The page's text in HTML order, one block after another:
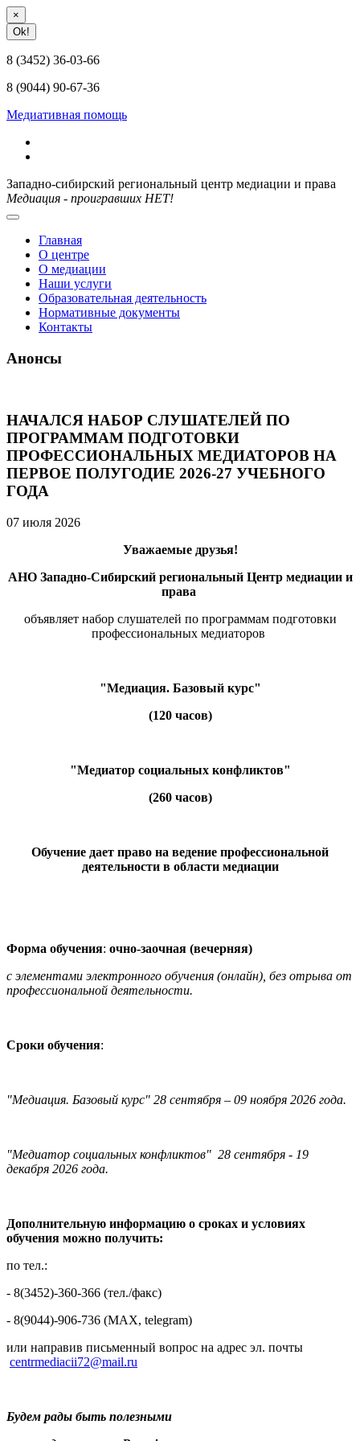
×
Ok!
8 (3452) 36-03-66
8 (9044) 90-67-36
Медиативная помощь
Западно-сибирский региональный центр медиации и права
Медиация - проигравших НЕТ!
Главная
О центре
О медиации
Наши услуги
Образовательная деятельность
Нормативные документы
Контакты
Анонсы
НАЧАЛСЯ НАБОР СЛУШАТЕЛЕЙ ПО
ПРОГРАММАМ ПОДГОТОВКИ
ПРОФЕССИОНАЛЬНЫХ МЕДИАТОРОВ НА
ПЕРВОЕ ПОЛУГОДИЕ 2026-27 УЧЕБНОГО
ГОДА
07 июля 2026
Уважаемые друзья!
АНО Западно-Сибирский региональный Центр медиации и
права
объявляет набор слушателей по программам подготовки
профессиональных медиаторов
"Медиация. Базовый курс"
(120 часов)
"Медиатор социальных конфликтов"
(260 часов)
Обучение дает право на ведение профессиональной
деятельности в области медиации
Форма обучения: очно-заочная (вечерняя)
с элементами электронного обучения (онлайн), без отрыва от
профессиональной деятельности.
Сроки обучения:
"Медиация. Базовый курс" 28 сентября – 09 ноября 2026 года.
"Медиатор социальных конфликтов" 28 сентября - 19
декабря 2026 года.
Дополнительную информацию о сроках и условиях
обучения можно получить:
по тел.:
- 8(3452)-360-366 (тел./факс)
- 8(9044)-906-736 (МAX, telegram)
или направив письменный вопрос на адрес эл. почты
centrmediacii72@mail.ru
Будем рады быть полезными